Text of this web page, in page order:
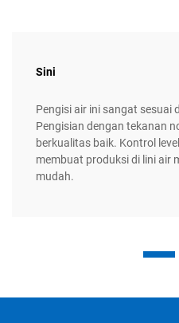
Sini
Pengisi air ini sangat sesuai
Pengisian dengan tekanan
berkualitas baik. Kontrol
membuat produksi di lini air
mudah.